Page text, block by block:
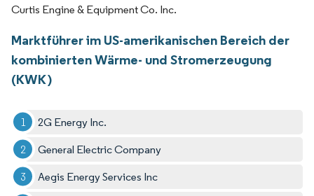
Curtis Engine & Equipment Co. Inc.
Marktführer im US-amerikanischen Bereich der
kombinierten Wärme- und Stromerzeugung
(KWK)
2G Energy Inc.
General Electric Company
Aegis Energy Services Inc